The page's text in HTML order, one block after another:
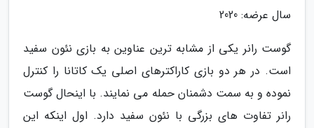
سال عرضه: 2020
گوست رانر یکی از مشابه ترین عناوین به بازی نئون سفید
است. در هر دو بازی کاراکترهای اصلی یک کاتانا را کنترل
نموده و به سمت دشمنان حمله می نمایند. با اینحال گوست
رانر تفاوت های بزرگی با نئون سفید دارد. اول اینکه این